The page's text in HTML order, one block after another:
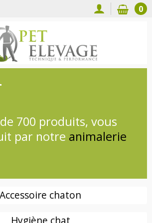
0
700 produits, vous
par notre animalerie
propose du
pour les
chat et les pensions,
Accessoire chaton